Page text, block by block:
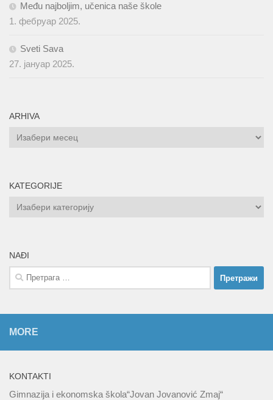
Među najboljim, učenica naše škole
1. фебруар 2025.
Sveti Sava
27. јануар 2025.
ARHIVA
ARHIVA
KATEGORIJE
KATEGORIJE
NAĐI
Претрага
за:
MORE
KONTAKTI
Gimnazija i ekonomska škola“Jovan Jovanović Zmaj“